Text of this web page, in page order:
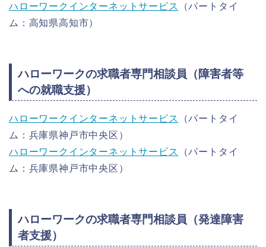
ハローワークインターネットサービス
（パートタイ
ム：高知県高知市）
ハローワークの求職者専門相談員（障害者等
への就職支援）
ハローワークインターネットサービス
（パートタイ
ム：兵庫県神戸市中央区）
ハローワークインターネットサービス
（パートタイ
ム：兵庫県神戸市中央区）
ハローワークの求職者専門相談員（発達障害
者支援）